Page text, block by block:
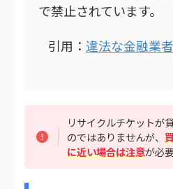
で禁止されています。
引用： 違法な金融業
リサイクルチケットが
のではありませんが、
に近い場合は注意が必